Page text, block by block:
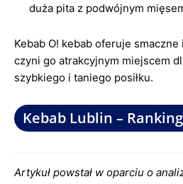
duża pita z podwójnym
Kebab O! kebab oferuje
czyni go atrakcyjnym miejscem
szybkiego i taniego posiłku.
Kebab Lublin –
Artykuł powstał w oparciu o